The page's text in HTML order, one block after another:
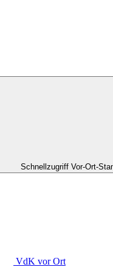
Schnellzugriff Vor-Ort-
VdK vor Ort